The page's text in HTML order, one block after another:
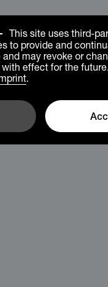
This site uses third-
to provide and
may revoke or
effect for the